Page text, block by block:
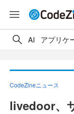
AI アプリケ
CodeZineニュース
livedoor、